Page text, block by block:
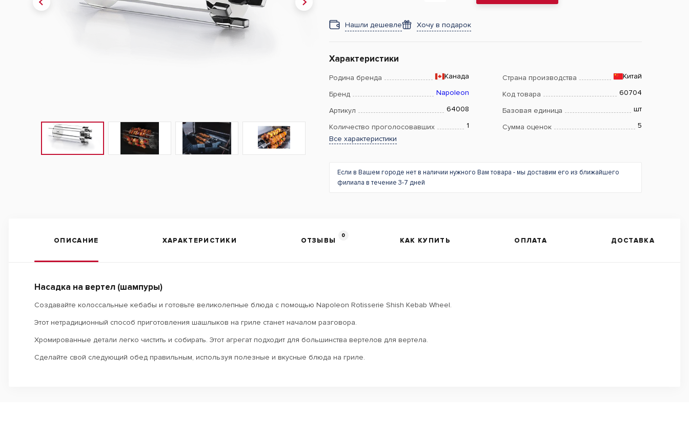
Нашли дешевле Хочу в подарок
Характеристики
Родина бренда Канада Страна производства Китай
Бренд Napoleon Код товара 60704
Артикул 64008 Базовая единица шт
Количество проголосовавших 1 Сумма оценок
5
Все характеристики
Если в Вашем городе нет в наличии нужного Вам товара - мы доставим его из ближайшего
филиала в течение 3-7 дней
ОПИСАНИЕ ХАРАКТЕРИСТИКИ ОТЗЫВЫ
0
КАК КУПИТЬ ОПЛАТА ДОСТАВКА
Насадка на вертел (шампуры)
Создавайте колоссальные кебабы и готовьте великолепные блюда с помощью Napoleon Rotisserie Shish Kebab Wheel.
Этот нетрадиционный способ приготовления шашлыков на гриле станет началом разговора.
Хромированные детали легко чистить и собирать. Этот агрегат подходит для большинства вертелов для вертела.
Сделайте свой следующий обед правильным, используя полезные и вкусные блюда на гриле.